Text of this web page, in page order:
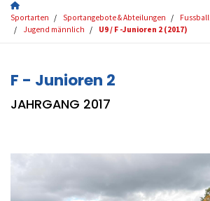
Sportarten Sportangebote & Abteilungen Fussball
Jugend männlich
U9 / F -Junioren 2 (2017)
F - Junioren 2
JAHRGANG 2017